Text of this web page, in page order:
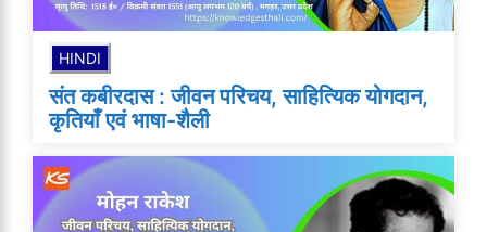
HINDI
संत कबीरदास : जीवन परिचय, साहित्यिक योगदान,
कृतियाँ एवं भाषा-शैली